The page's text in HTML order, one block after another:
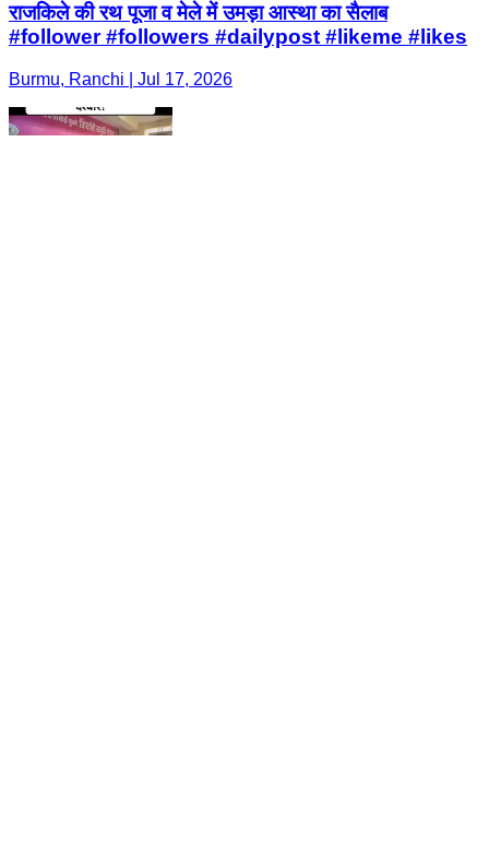
राजकिले की रथ पूजा व मेले में उमड़ा आस्था का सैलाब
#follower #followers #dailypost #likeme #likes
Burmu, Ranchi | Jul 17, 2026